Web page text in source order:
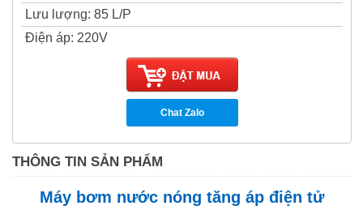
Lưu lượng: 85 L/P
Điện áp: 220V
Chat Zalo
THÔNG TIN SẢN PHẨM
Máy bơm nước nóng tăng áp điện tử